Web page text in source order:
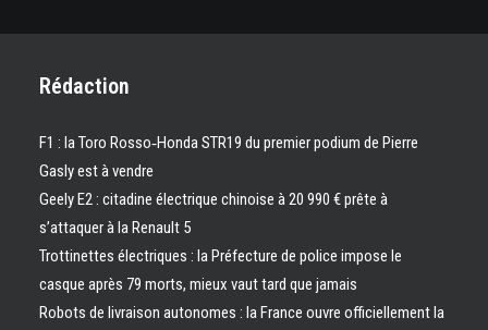
Rédaction
F1 : la Toro Rosso‑Honda STR19 du premier podium de Pierre
Gasly est à vendre
Geely E2 : citadine électrique chinoise à 20 990 € prête à
s’attaquer à la Renault 5
Trottinettes électriques : la Préfecture de police impose le
casque après 79 morts, mieux vaut tard que jamais
Robots de livraison autonomes : la France ouvre officiellement la